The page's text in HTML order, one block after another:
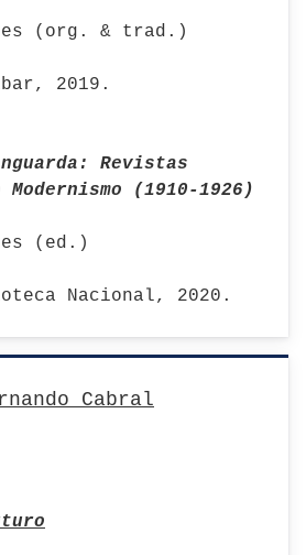
(org. & trad.)
2019.
Revistas
(1910-1926)
(ed.)
Nacional, 2020.
Cabral